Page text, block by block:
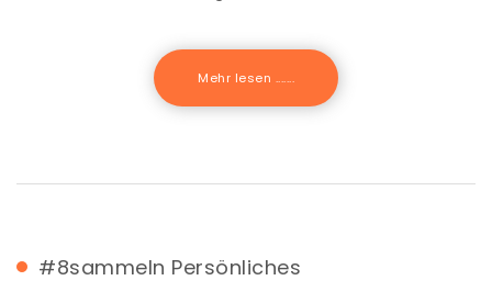
Mehr lesen .......
#8sammeln Persönliches